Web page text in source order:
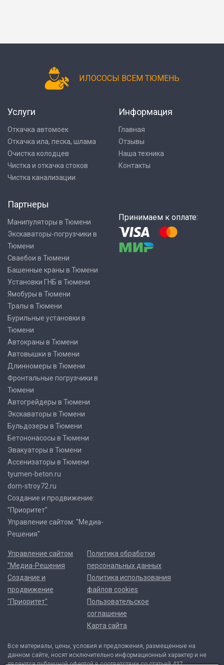
ИЛОСОСЫ ВСЕМ ТЮМЕНЬ
Услуги
Откачка автомоек
Откачка ила, песка, шлама
Очистка колодцев
Чистка и откачка стоков
Чистка канализации
Информация
Главная
Отзывы
Наша техника
Контакты
Партнеры
Манипуляторы в Тюмени
Экскаваторы-погрузчики в
Тюмени
Сваебои в Тюмени
Башенные краны в Тюмени
Установки ГНБ в Тюмени
Ямобуры в Тюмени
Тралы в Тюмени
Бурильные установки в
Тюмени
Автокраны в Тюмени
Автовышки в Тюмени
Длинномеры в Тюмени
Фронтальные погрузчики в
Тюмени
Автогрейдеры в Тюмени
Экскаваторы в Тюмени
Бульдозеры в Тюмени
Бетононасосы в Тюмени
Эвакуаторы в Тюмени
Ассенизаторы в Тюмени
tyumen-beton.ru
dom-stroy72.ru
Создание и продвижение:
"Приоритет"
Управление сайтом: "Медиа-
Решения"
Принимаем к оплате:
Управление сайтом
"Медиа-Решения
Создание и
продвижение
"Приоритет"
Политика обработки
персональных данных
Политика использования
файлов cookies
Пользовательское
соглашение
Карта сайта
Все материалы, цены, условия и предложения, размещенные на
данном сайте, носят исключительно информационный характер и не